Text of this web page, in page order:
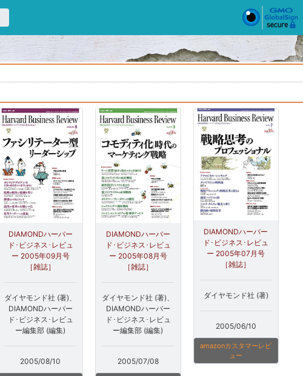
DIAMONDハーバー
ド･ビジネス･レビュ
ー 2005年09月号
［雑誌］
ダイヤモンド社 (著)、
DIAMONDハーバー
ド･ビジネス･レビュ
ー編集部 (編集)
2005/08/10
DIAMONDハーバー
ド･ビジネス･レビュ
ー 2005年08月号
［雑誌］
ダイヤモンド社 (著)、
DIAMONDハーバー
ド･ビジネス･レビュ
ー編集部 (編集)
2005/07/08
DIAMONDハーバー
ド･ビジネス･レビュ
ー 2005年07月号
［雑誌］
ダイヤモンド社 (著)
2005/06/10
amazonカスタマーレビ
ュー